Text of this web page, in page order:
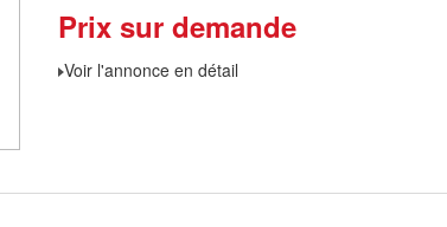
Prix sur demande
Voir l'annonce en détail